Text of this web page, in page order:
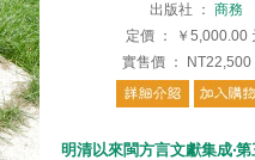
出版社
： 商務
定價 ： ￥5,000.00
實售價 ： NT22,500
明清以來閩方言文獻集成‧